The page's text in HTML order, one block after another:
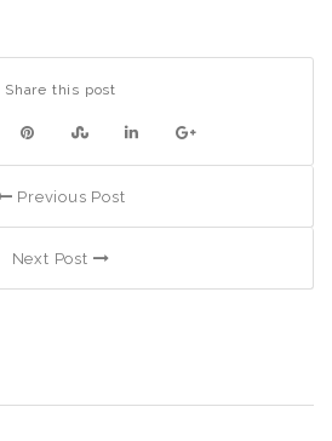
Share this post
Previous Post
Next Post